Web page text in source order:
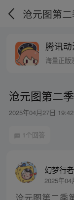
沧元图第
腾讯
海量正版
沧元图第二
2025年04月27日 19:42
1个回答
幻梦行者
2025年04
沧元图第二季